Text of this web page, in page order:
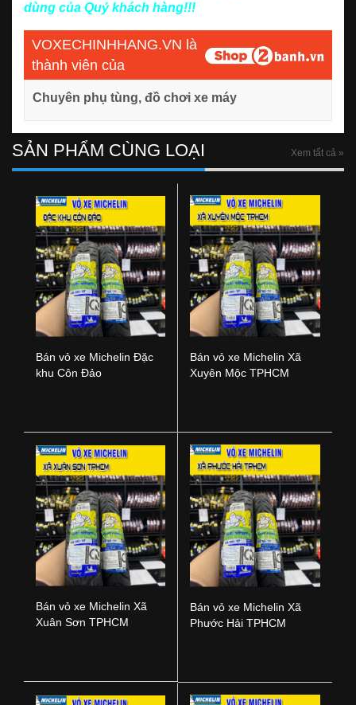
dùng của Quý khách hàng!!!
VOXECHINHHANG.VN là
thành viên của
Chuyên phụ tùng, đồ chơi xe máy
SẢN PHẨM CÙNG LOẠI Xem tất cả »
Bán vỏ xe Michelin Đặc
khu Côn Đảo
Bán vỏ xe Michelin Xã
Xuyên Mộc TPHCM
Bán vỏ xe Michelin Xã
Xuân Sơn TPHCM
Bán vỏ xe Michelin Xã
Phước Hải TPHCM